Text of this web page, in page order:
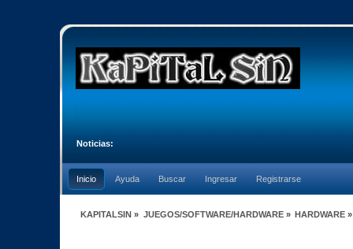
Noticias:
Inicio Ayuda Buscar Ingresar Registrarse
KAPITALSIN » JUEGOS/SOFTWARE/HARDWARE» HARDWARE»